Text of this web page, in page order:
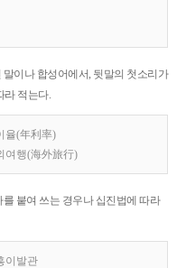
이나 합성어에서, 뒷말의 첫소리가
라 적는다.
율(年利率)
여행(海外旅行)
붙여 쓰는 경우나 십진법에 따라
이발관